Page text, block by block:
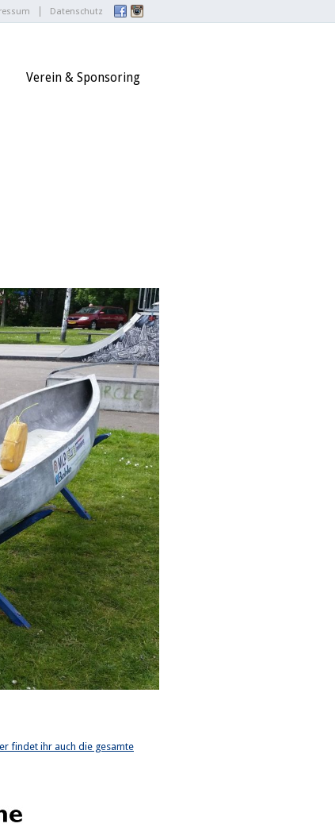
Datenschutz
Verein & Sponsoring
findet ihr auch die gesamte